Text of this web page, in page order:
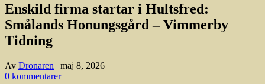
Enskild firma startar i Hultsfred:
Smålands Honungsgård – Vimmerby
Tidning
Av Dronaren | maj 8, 2026
0 kommentarer